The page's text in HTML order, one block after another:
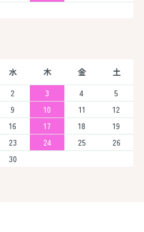
水 木 金
土
2 3 4
5
9 10 11
12
16 17 18
19
23 24 25
26
30